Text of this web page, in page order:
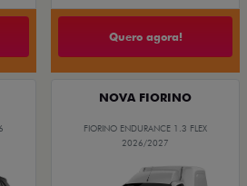
Quero agora!
NOVA FIORINO
FIORINO ENDURANCE 1.3 FLEX
2026/2027